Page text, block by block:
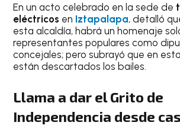
En un acto celebrado en la sede de
eléctricos en Iztapalapa, detalló
esta alcaldía, habrá un homenaje
representantes populares como
concejales; pero subrayó que en
están descartados los bailes.
Llama a dar el Grito de
Independencia desde